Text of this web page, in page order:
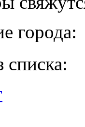
города:
списка: